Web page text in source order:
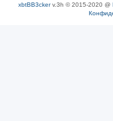
xbtBB3ckerv.3h © 2015-2020 @